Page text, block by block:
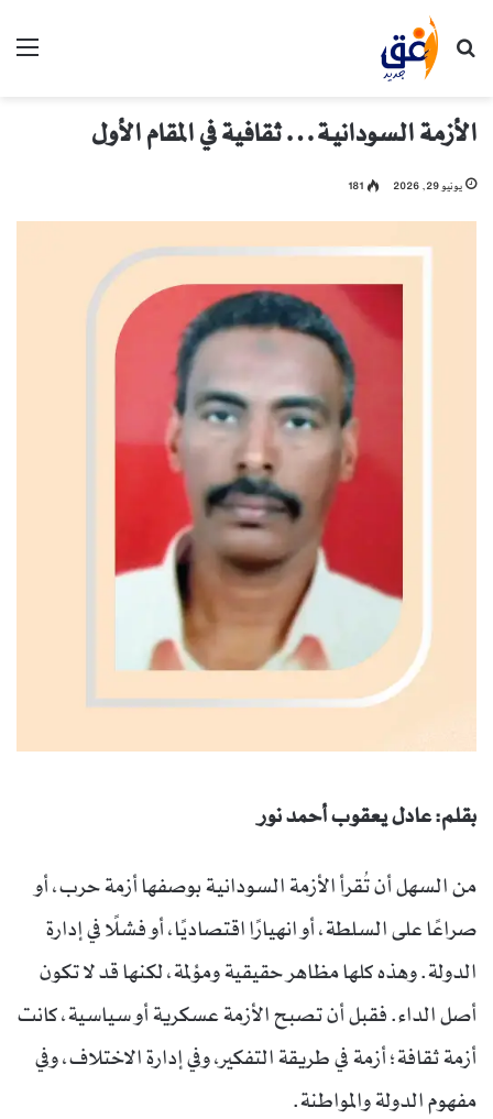
بحث عن
الأزمة السودانية… ثقافية في المقام الأول
يونيو 29, 2026 181
بقلم: عادل يعقوب أحمد نور
من السهل أن تُقرأ الأزمة السودانية بوصفها أزمة حرب، أو
صراعًا على السلطة، أو انهيارًا اقتصاديًا، أو فشلًا في إدارة
الدولة. وهذه كلها مظاهر حقيقية ومؤلمة، لكنها قد لا تكون
أصل الداء. فقبل أن تصبح الأزمة عسكرية أو سياسية، كانت
أزمة ثقافة؛ أزمة في طريقة التفكير، وفي إدارة الاختلاف، وفي
مفهوم الدولة والمواطنة.